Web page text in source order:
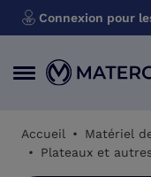
Connexion pour
Accueil Matériel
Plateaux et